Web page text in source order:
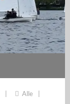
Alle